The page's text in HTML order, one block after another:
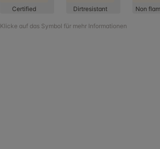
Certified Dirtresistant Non
Klicke auf das Symbol für mehr Informationen